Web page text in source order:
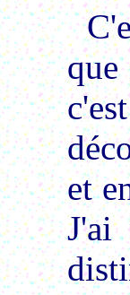
que
et
J'ai